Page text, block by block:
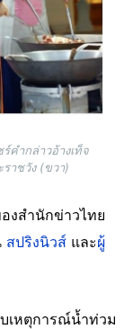
คำกล่าวอ้างเท็จ
าชวัง (ขวา)
งสำนักข่าวไทย
สปริงนิวส์ และผู้
เหตุการณ์น้ำท่วม